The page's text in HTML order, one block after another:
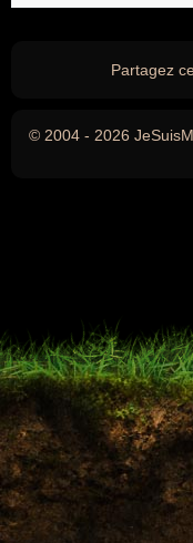
Partagez
© 2004 - 2026